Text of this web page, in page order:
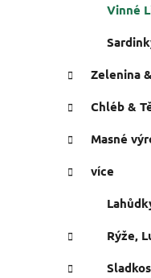
Vinné
Zelenina
Chléb &
Masné
více
Rýže,